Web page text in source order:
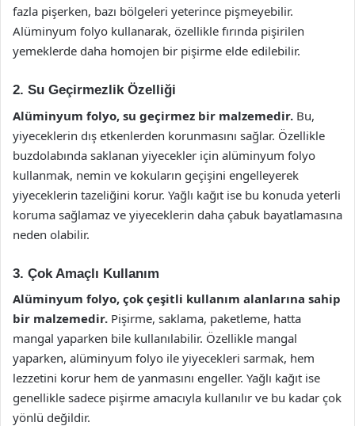
fazla pişerken, bazı bölgeleri yeterince pişmeyebilir.
Alüminyum folyo kullanarak, özellikle fırında pişirilen
yemeklerde daha homojen bir pişirme elde edilebilir.
2. Su Geçirmezlik Özelliği
Alüminyum folyo, su geçirmez bir malzemedir. Bu,
yiyeceklerin dış etkenlerden korunmasını sağlar. Özellikle
buzdolabında saklanan yiyecekler için alüminyum folyo
kullanmak, nemin ve kokuların geçişini engelleyerek
yiyeceklerin tazeliğini korur. Yağlı kağıt ise bu konuda yeterli
koruma sağlamaz ve yiyeceklerin daha çabuk bayatlamasına
neden olabilir.
3. Çok Amaçlı Kullanım
Alüminyum folyo, çok çeşitli kullanım alanlarına sahip
bir malzemedir. Pişirme, saklama, paketleme, hatta
mangal yaparken bile kullanılabilir. Özellikle mangal
yaparken, alüminyum folyo ile yiyecekleri sarmak, hem
lezzetini korur hem de yanmasını engeller. Yağlı kağıt ise
genellikle sadece pişirme amacıyla kullanılır ve bu kadar çok
yönlü değildir.